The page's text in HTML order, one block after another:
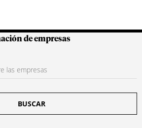
Colombianas
de empresas
BUSCAR